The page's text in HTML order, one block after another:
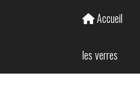
Accueil
les verres